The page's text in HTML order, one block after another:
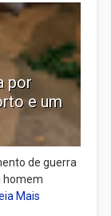
por
e um
de guerra
homem
Mais